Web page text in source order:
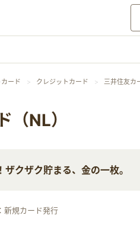
お知らせ
ード クレジットカード 三井住友カ
（NL）
クザク貯まる、金の一枚。
新規カード発行